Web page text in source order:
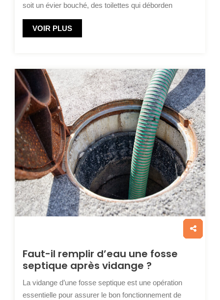
soit un évier bouché, des toilettes qui déborden
VOIR PLUS
Faut-il remplir d’eau une fosse
septique après vidange ?
La vidange d’une fosse septique est une opération
essentielle pour assurer le bon fonctionnement de